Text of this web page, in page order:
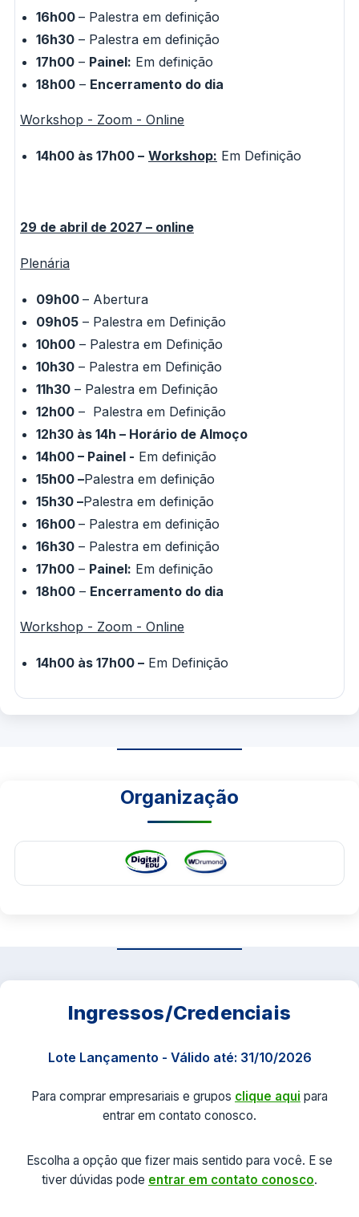
16h00 – Palestra em definição
16h30 – Palestra em definição
17h00 – Painel: Em definição
18h00 – Encerramento do dia
Workshop - Zoom - Online
14h00 às 17h00 – Workshop: Em Definição
29 de abril de 2027 – online
Plenária
09h00 – Abertura
09h05 – Palestra em Definição
10h00 – Palestra em Definição
10h30 – Palestra em Definição
11h30 – Palestra em Definição
12h00 – Palestra em Definição
12h30 às 14h – Horário de Almoço
14h00 – Painel - Em definição
15h00 –Palestra em definição
15h30 –Palestra em definição
16h00 – Palestra em definição
16h30 – Palestra em definição
17h00 – Painel: Em definição
18h00 – Encerramento do dia
Workshop - Zoom - Online
14h00 às 17h00 – Em Definição
Organização
Ingressos/Credenciais
Lote Lançamento - Válido até: 31/10/2026
Para comprar empresariais e grupos clique aqui para
entrar em contato conosco.
Escolha a opção que fizer mais sentido para você. E se
tiver dúvidas pode entrar em contato conosco.